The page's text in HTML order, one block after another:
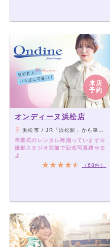
来店
予約
オンディーヌ浜松店
浜松市 / JR「浜松駅」から車で10分（無料駐車場18台分完備）
卒業式のレンタル袴揃っています☆
撮影スタジオ完備で記念写真残せる
よ
（68件）